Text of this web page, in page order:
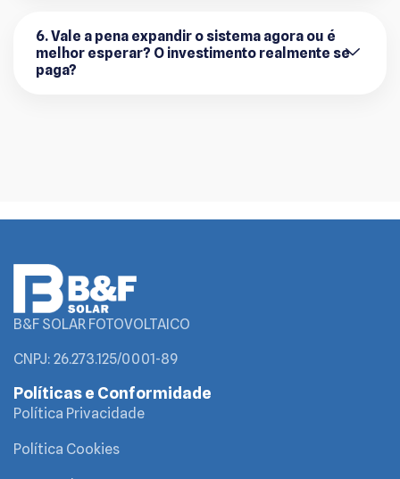
6. Vale a pena expandir o sistema agora ou é
melhor esperar? O investimento realmente se
paga?
B&F SOLAR FOTOVOLTAICO
CNPJ: 26.273.125/0001-89
Políticas e Conformidade
Política Privacidade
Política Cookies